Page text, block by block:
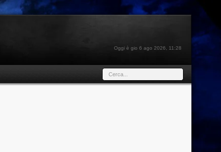
Oggi è gio 6 ago 2026, 11:28